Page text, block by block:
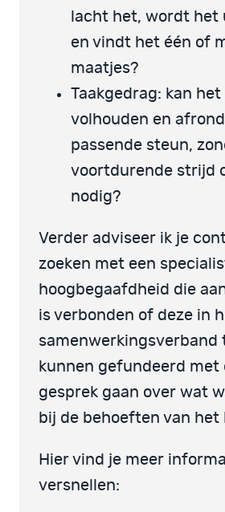
lacht het, wordt het
en vindt het één of
maatjes?
Taakgedrag: kan
volhouden en
passende steun,
voortdurende strijd
nodig?
Verder adviseer ik je
zoeken met een
hoogbegaafdheid die
is verbonden of deze in
samenwerkingsverband
kunnen gefundeerd met
gesprek gaan over wat
bij de behoeften van het
Hier vind je meer
versnellen: